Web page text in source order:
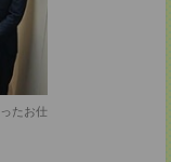
たお仕